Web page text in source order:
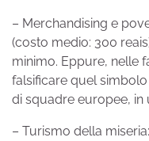
– Merchandising e
(costo medio: 300
minimo. Eppure, nelle
falsificare quel
di squadre europee, in
– Turismo della